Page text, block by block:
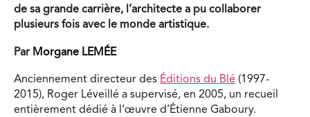
de sa grande carrière, l’architecte a pu collaborer
plusieurs fois avec le monde artistique.
Par Morgane LEMÉE
Anciennement directeur des Éditions du Blé (1997-
2015), Roger Léveillé a supervisé, en 2005, un recueil
entièrement dédié à l’œuvre d’Étienne Gaboury.